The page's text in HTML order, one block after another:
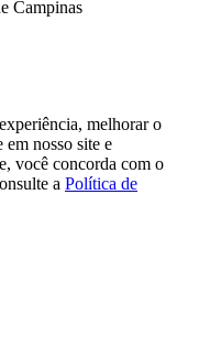
Campinas
melhorar o
em nosso site e
você concorda com o
a Política de